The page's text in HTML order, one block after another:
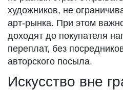
художников, не
арт-рынка. При этом
доходят до покупателя
переплат, без
авторского посыла.
Искусство вне